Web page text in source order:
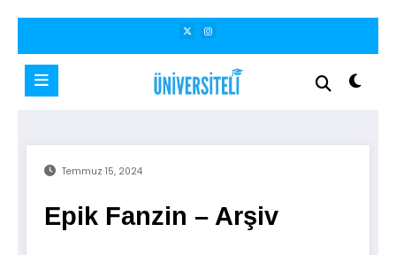
Temmuz 15, 2024
Epik Fanzin – Arşiv